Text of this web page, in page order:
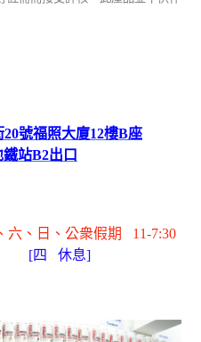
20號福照大廈12樓B座
鐵站B2出 口
、六 、日 、公衆假期
11-7:30
四 休息]